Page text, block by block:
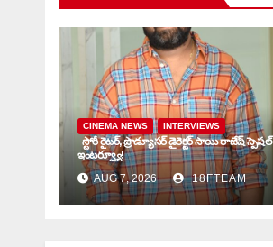
CINEMA NEWS INTERVIEWS
స్టోరీ రైటర్, ప్రొడ్యూసర్ డైరెక్టర్ సాయి రాజేష్ స్పెషల్
ఇంటర్వ్యూ!
AUG 7, 2026 18FTEAM